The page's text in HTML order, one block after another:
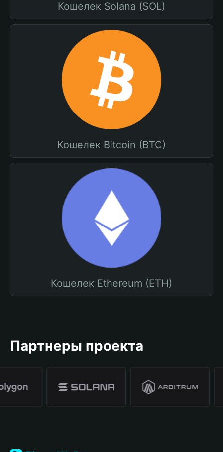
Кошелек Solana (SOL)
Кошелек Bitcoin (BTC)
Кошелек Ethereum (ETH)
Партнеры проекта